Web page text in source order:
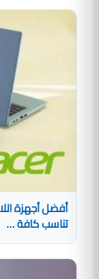
تناسب كافة ...